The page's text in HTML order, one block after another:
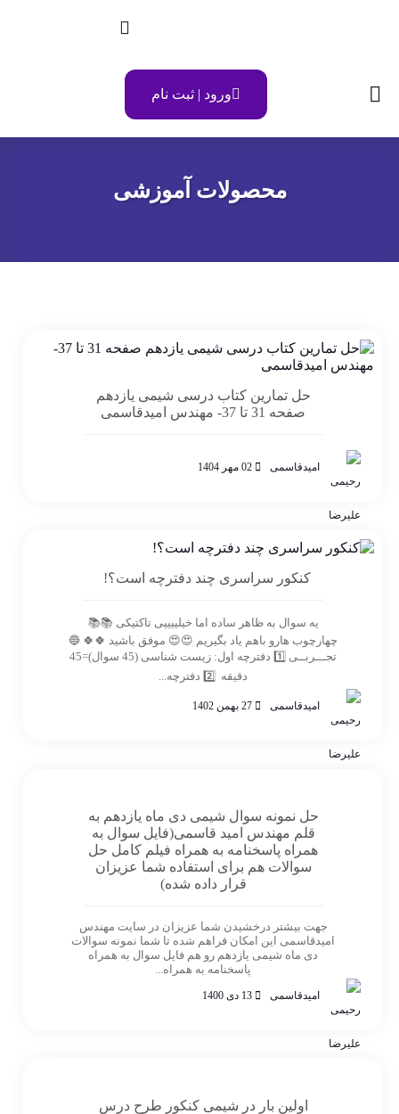
ورود | ثبت نام
محصولات آموزشی
حل تمارین کتاب درسی شیمی یازدهم
صفحه 31 تا 37- مهندس امیدقاسمی
امیدقاسمی
کنکور سراسری چند دفترچه است؟!
یه سوال به ظاهر ساده اما خیلییییی تاکتیکی 📚📚
چهارچوب هارو باهم یاد بگیریم 😍😍 موفق باشید 🍀🍀 🔵
تجـــربــی 1️⃣ دفترچه اول: زیست شناسی (45 سوال)=45
دقیقه 2️⃣ دفترچه...
امیدقاسمی
حل نمونه سوال شیمی دی ماه یازدهم به
قلم مهندس امید قاسمی(فایل سوال به
همراه پاسخنامه به همراه فیلم کامل حل
سوالات هم برای استفاده شما عزیزان
قرار داده شده)
جهت بیشتر درخشیدن شما عزیزان در سایت مهندس
امیدقاسمی این امکان فراهم شده تا شما نمونه سوالات
دی ماه شیمی یازدهم رو هم فایل سوال به همراه
پاسخنامه به همراه...
امیدقاسمی
اولین بار در شیمی کنکور طرح درس